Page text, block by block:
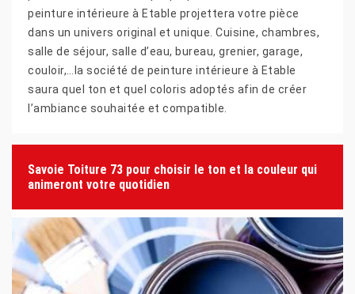
peinture intérieure à Etable projettera votre pièce
dans un univers original et unique. Cuisine, chambres,
salle de séjour, salle d’eau, bureau, grenier, garage,
couloir,…la société de peinture intérieure à Etable
saura quel ton et quel coloris adoptés afin de créer
l’ambiance souhaitée et compatible.
Savoie Toiture 73 pour choisir le ton et la couleur qui
animeront votre quotidien